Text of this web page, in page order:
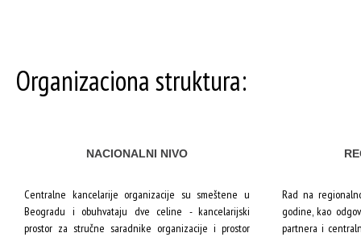
Organizaciona struktura:
NACIONALNI NIVO
Centralne kancelarije organizacije su smeštene u
Beogradu i obuhvataju dve celine - kancelarijski
prostor za stručne saradnike organizacije i prostor
Rad na
godine, kao
partnera i